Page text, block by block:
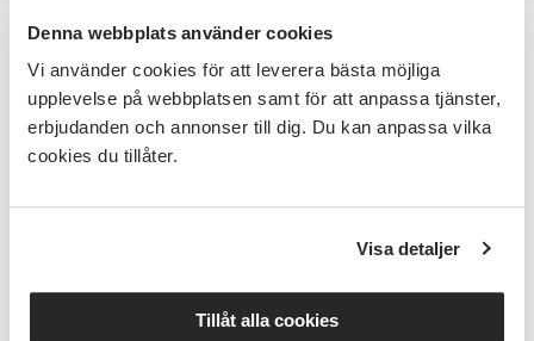
Denna webbplats använder cookies
Vi använder cookies för att leverera bästa möjliga
upplevelse på webbplatsen samt för att anpassa tjänster,
erbjudanden och annonser till dig. Du kan anpassa vilka
cookies du tillåter.
Visa detaljer
Tillåt alla cookies
bryter sig upp genom asfalt går han sin egen
vindlande väg i 50-talets Göteborg. I Björn Elfving
Svenssons ”Sommar i koppel” skildras en sista
sommar fylld av lättja, pizza och pojkstreck innan
vuxenlivet börjar på allvar. Denna sista-natten-med-
gängetskildring utspelar sig i Svanesund på östra
Björn sjunger och spelar gitarr under programmet.